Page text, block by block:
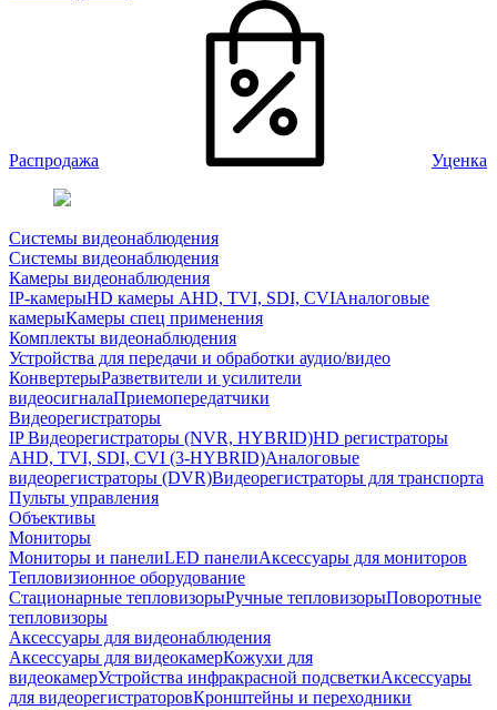
Распродажа Уценка
Системы видеонаблюдения
Системы видеонаблюдения
Камеры видеонаблюдения
IP-камерыHD камеры AHD, TVI, SDI, CVIАналоговые
камерыКамеры спец применения
Комплекты видеонаблюдения
Устройства для передачи и обработки аудио/видео
КонвертерыРазветвители и усилители
видеосигналаПриемопередатчики
Видеорегистраторы
IP Видеорегистраторы (NVR, HYBRID)HD регистраторы
AHD, TVI, SDI, CVI (3-HYBRID)Аналоговые
видеорегистраторы (DVR)Видеорегистраторы для транспорта
Пульты управления
Объективы
Мониторы
Мониторы и панелиLED панелиАксессуары для мониторов
Тепловизионное оборудование
Стационарные тепловизорыРучные тепловизорыПоворотные
тепловизоры
Аксессуары для видеонаблюдения
Аксессуары для видеокамерКожухи для
видеокамерУстройства инфракрасной подсветкиАксессуары
для видеорегистраторовКронштейны и переходники